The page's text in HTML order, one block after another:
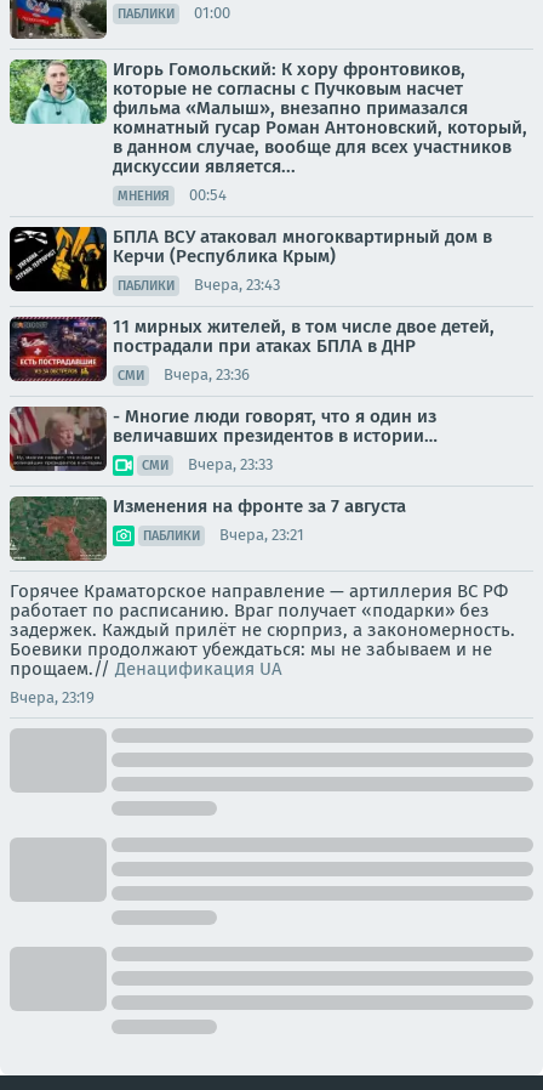
ПАБЛИКИ 01:00
Игорь Гомольский: К хору фронтовиков,
которые не согласны с Пучковым насчет
фильма «Малыш», внезапно примазался
комнатный гусар Роман Антоновский, который,
в данном случае, вообще для всех участников
дискуссии является...
МНЕНИЯ 00:54
БПЛА ВСУ атаковал многоквартирный дом в
Керчи (Республика Крым)
ПАБЛИКИ Вчера, 23:43
11 мирных жителей, в том числе двое детей,
пострадали при атаках БПЛА в ДНР
СМИ Вчера, 23:36
- Многие люди говорят, что я один из
величавших президентов в истории…
СМИ Вчера, 23:33
Изменения на фронте за 7 августа
ПАБЛИКИ Вчера, 23:21
Горячее Краматорское направление — артиллерия ВС РФ
работает по расписанию. Враг получает «подарки» без
задержек. Каждый прилёт не сюрприз, а закономерность.
Боевики продолжают убеждаться: мы не забываем и не
прощаем.// Денацификация UA
Вчера, 23:19